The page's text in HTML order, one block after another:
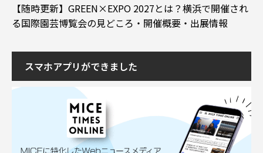
【随時更新】GREEN×EXPO 2027とは？横浜で開催され
る国際園芸博覧会の見どころ・開催概要・出展情報
スマホアプリができました